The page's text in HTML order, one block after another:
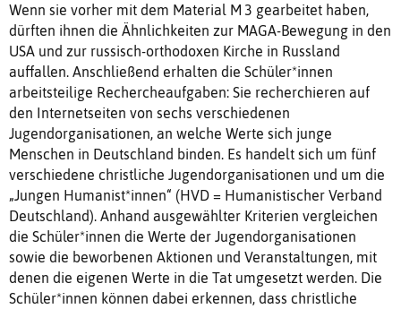
Wenn sie vorher mit dem Material M 3 gearbeitet haben,
dürften ihnen die Ähnlichkeiten zur MAGA-Bewegung in den
USA und zur russisch-orthodoxen Kirche in Russland
auffallen. Anschließend erhalten die Schüler*innen
arbeitsteilige Rechercheaufgaben: Sie recherchieren auf
den Internetseiten von sechs verschiedenen
Jugendorganisationen, an welche Werte sich junge
Menschen in Deutschland binden. Es handelt sich um fünf
verschiedene christliche Jugendorganisationen und um die
„Jungen Humanist*innen“ (HVD = Humanistischer Verband
Deutschland). Anhand ausgewählter Kriterien vergleichen
die Schüler*innen die Werte der Jugendorganisationen
sowie die beworbenen Aktionen und Veranstaltungen, mit
denen die eigenen Werte in die Tat umgesetzt werden. Die
Schüler*innen können dabei erkennen, dass christliche